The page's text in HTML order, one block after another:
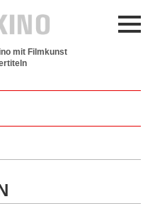
mit Filmkunst